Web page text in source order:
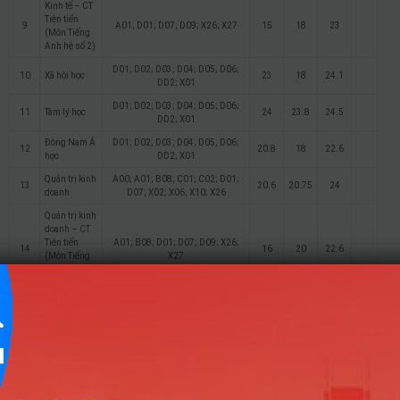
9
Kinh tế – CT
Tiên tiến
(Môn Tiếng
Anh hệ số 2)
A01; D01; D07; D09; X26; X27 15 18 23
10 Xã hội học
D01; D02; D03; D04; D05; D06;
DD2; X01
23 18 24.1
11 Tâm lý học
D01; D02; D03; D04; D05; D06;
DD2; X01
24 23.8 24.5
12
Đông Nam Á
học
D01; D02; D03; D04; D05; D06;
DD2; X01
20.8 18 22.6
13
Quản trị kinh
doanh
A00; A01; B08; C01; C02; D01;
D07; X02; X06; X10; X26
20.6 20.75 24
14
Quản trị kinh
doanh – CT
Tiên tiến
(Môn Tiếng
A01; B08; D01; D07; D09; X26;
X27
16 20 22.6